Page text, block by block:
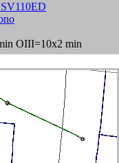
OIII=10x2 min